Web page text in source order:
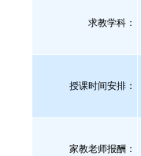
求教学科：
授课时间安排：
家教老师报酬：